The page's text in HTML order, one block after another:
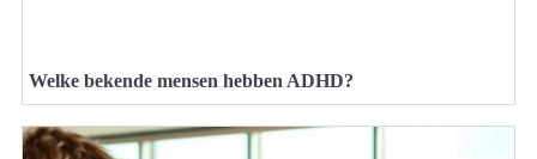
Welke bekende mensen hebben ADHD?